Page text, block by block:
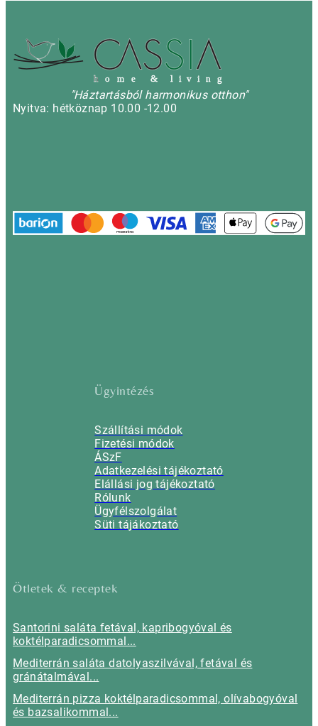
h o m e & l i v i n g
"Háztartásból harmonikus otthon"
Nyitva: hétköznap 10.00 -12.00
Ügyintézés
Szállítási módok
Fizetési módok
ÁSzF
Adatkezelési tájékoztató
Elállási jog tájékoztató
Rólunk
Ügyfélszolgálat
Süti tájákoztató
Ötletek & receptek
Santorini saláta fetával, kapribogyóval és
koktélparadicsommal...
Mediterrán saláta datolyaszilvával, fetával és
gránátalmával...
Mediterrán pizza koktélparadicsommal, olívabogyóval
és bazsalikommal...